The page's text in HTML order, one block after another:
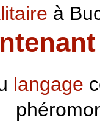
à
langage